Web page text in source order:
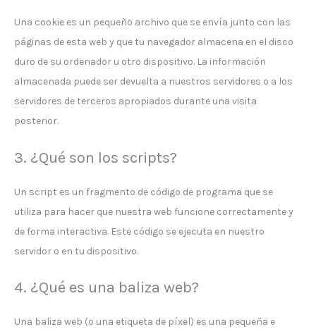
Una cookie es un pequeño archivo que se envía junto con las
páginas de esta web y que tu navegador almacena en el disco
duro de su ordenador u otro dispositivo. La información
almacenada puede ser devuelta a nuestros servidores o a los
servidores de terceros apropiados durante una visita
posterior.
3. ¿Qué son los scripts?
Un script es un fragmento de código de programa que se
utiliza para hacer que nuestra web funcione correctamente y
de forma interactiva. Este código se ejecuta en nuestro
servidor o en tu dispositivo.
4. ¿Qué es una baliza web?
Una baliza web (o una etiqueta de píxel) es una pequeña e